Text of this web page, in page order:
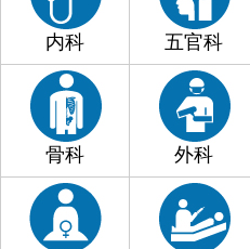
内科 五官科
骨科 外科